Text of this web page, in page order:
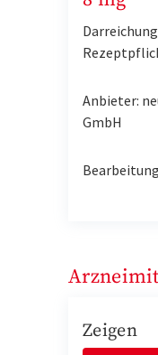
Anbieter:
GmbH
Zeigen